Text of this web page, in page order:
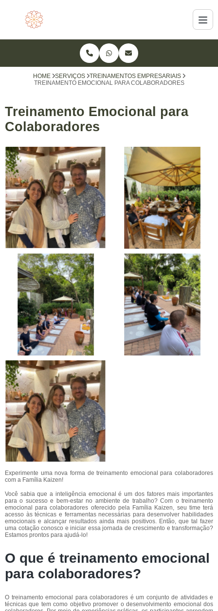
HOME SERVIÇOS
TREINAMENTOS EMPRESARIAIS
TREINAMENTO EMOCIONAL PARA COLABORADORES
Treinamento Emocional para
Colaboradores
Experimente uma nova forma de treinamento emocional para colaboradores
com a Família Kaizen!
Você sabia que a inteligência emocional é um dos fatores mais importantes
para o sucesso e bem-estar no ambiente de trabalho? Com o treinamento
emocional para colaboradores oferecido pela Família Kaizen, seu time terá
acesso às técnicas e ferramentas necessárias para desenvolver habilidades
emocionais e alcançar resultados ainda mais positivos. Então, que tal fazer
uma cotação conosco e iniciar essa jornada de crescimento e transformação?
Estamos prontos para ajudá-lo!
O que é treinamento emocional
para colaboradores?
O treinamento emocional para colaboradores é um conjunto de atividades e
técnicas que tem como objetivo promover o desenvolvimento emocional dos